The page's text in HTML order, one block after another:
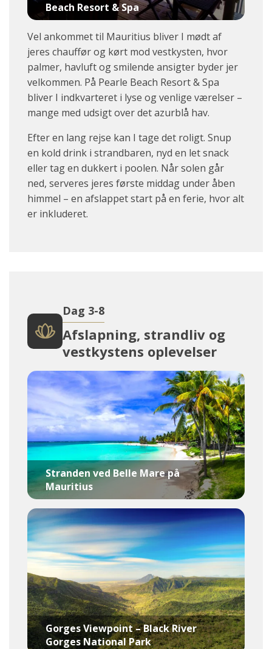
Beach Resort & Spa
Vel ankommet til Mauritius bliver I mødt af
jeres chauffør og kørt mod vestkysten, hvor
palmer, havluft og smilende ansigter byder jer
velkommen. På Pearle Beach Resort & Spa
bliver I indkvarteret i lyse og venlige værelser –
mange med udsigt over det azurblå hav.
Efter en lang rejse kan I tage det roligt. Snup
en kold drink i strandbaren, nyd en let snack
eller tag en dukkert i poolen. Når solen går
ned, serveres jeres første middag under åben
himmel – en afslappet start på en ferie, hvor alt
er inkluderet.
Dag 3-8
Afslapning, strandliv og
vestkystens oplevelser
Stranden ved Belle Mare på
Mauritius
Gorges Viewpoint – Black River
Gorges National Park